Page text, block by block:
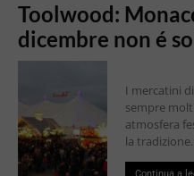
Toolwood:
dicembre non é
I mercatini
sempre
atmosfera
la